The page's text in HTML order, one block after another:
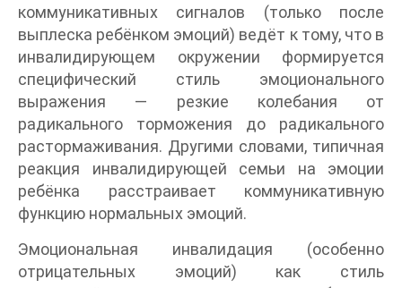
коммуникативных сигналов (только после
выплеска ребёнком эмоций) ведёт к тому, что в
инвалидирующем окружении формируется
специфический стиль эмоционального
выражения — резкие колебания от
радикального торможения до радикального
растормаживания. Другими словами, типичная
реакция инвалидирующей семьи на эмоции
ребёнка расстраивает коммуникативную
функцию нормальных эмоций.
Эмоциональная инвалидация (особенно
отрицательных эмоций) как стиль